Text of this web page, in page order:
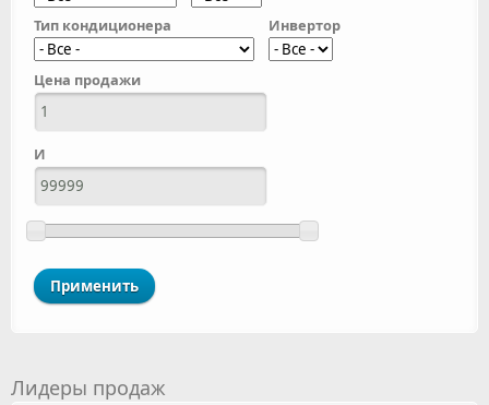
Тип кондиционера Инвертор
Цена продажи
И
Лидеры продаж